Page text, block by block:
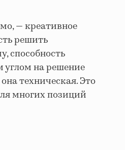
— креативное
решить
способность
углом на решение
техническая. Это
многих позиций